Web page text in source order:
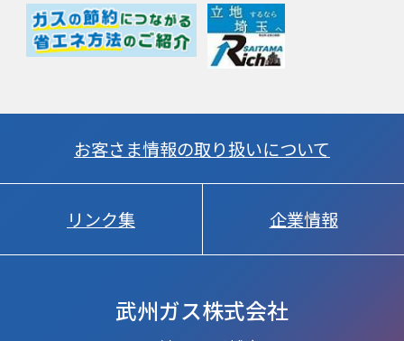
武州ガス株式会社
お客さま情報の取り扱いについて
リンク集 企業情報